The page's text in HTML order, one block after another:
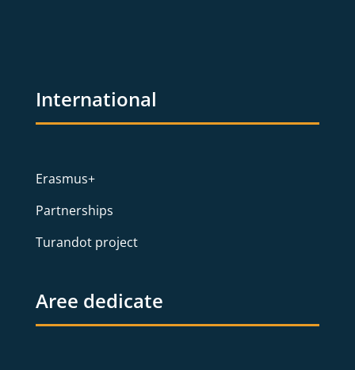
International
Erasmus+
Partnerships
Turandot project
Aree dedicate